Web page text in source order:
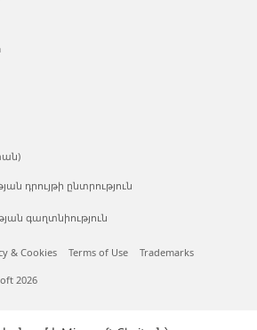
դրույթի ընտրություն
գաղտնիություն
& Cookies Terms of Use Trademarks
2026